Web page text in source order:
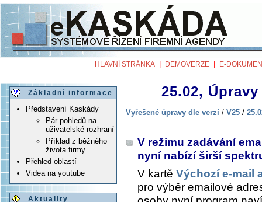
HLAVNÍ STRÁNKA DEMOVERZE E-
Základní informace
Představení Kaskády
Pár pohledů na
uživatelské rozhraní
Příklad z běžného
života firmy
Přehled oblastí
Videa na youtube
Aktuality
25.02,
Vyřešené úpravy dle verzí / V25 /
V režimu zadávání
nyní nabízí širší
V kartě Výchozí e-mail
pro výběr emailové